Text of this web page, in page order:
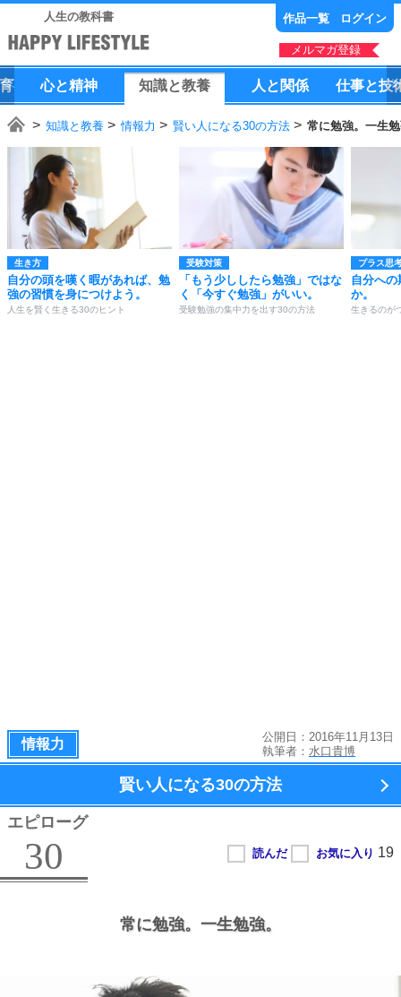
人生の教科書 作品一覧 ログイン
メルマガ登録
心と精神 知識と教養 人 と 関係 仕事と技
知識と教養 情報力 賢い人になる30の方法 常に勉強。一生
生き方
自分の頭を嘆く暇があれば、勉
強の習慣を身につけよう。
人生を賢く生きる30のヒント
受験対策
「もう少ししたら勉強」ではな
く「今すぐ勉強」がいい。
受験勉強の集中力を出す30の方法
プラス思
自分へ
か。
生きるのが
情報力
公開日：2016年11月13日
執筆者： 水口貴博
賢い人になる30の方法
エピローグ
30
常に勉強。 一生勉強。